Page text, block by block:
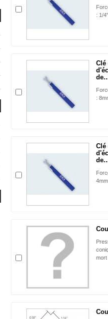
: 1/
Clé
:
Clé
mort